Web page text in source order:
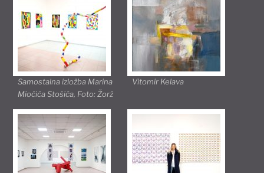
Samostalna izložba Marina
Miočića Stošića, Foto: Žorž
Vitomir Kelava